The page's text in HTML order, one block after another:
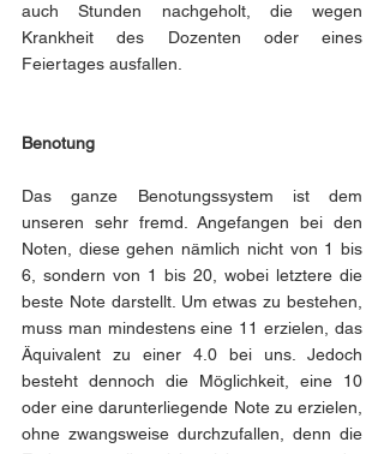
auch Stunden nachgeholt, die wegen
Krankheit des Dozenten oder eines
Feiertages ausfallen.
Benotung
Das ganze Benotungssystem ist dem
unseren sehr fremd. Angefangen bei den
Noten, diese gehen nämlich nicht von 1 bis
6, sondern von 1 bis 20, wobei letztere die
beste Note darstellt. Um etwas zu bestehen,
muss man mindestens eine 11 erzielen, das
Äquivalent zu einer 4.0 bei uns. Jedoch
besteht dennoch die Möglichkeit, eine 10
oder eine darunterliegende Note zu erzielen,
ohne zwangsweise durchzufallen, denn die